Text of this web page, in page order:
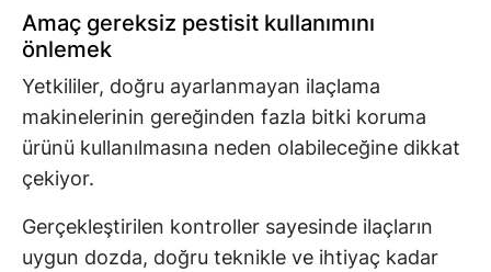
Amaç gereksiz pestisit kullanımını
önlemek
Yetkililer, doğru ayarlanmayan ilaçlama
makinelerinin gereğinden fazla bitki koruma
ürünü kullanılmasına neden olabileceğine dikkat
çekiyor.
Gerçekleştirilen kontroller sayesinde ilaçların
uygun dozda, doğru teknikle ve ihtiyaç kadar